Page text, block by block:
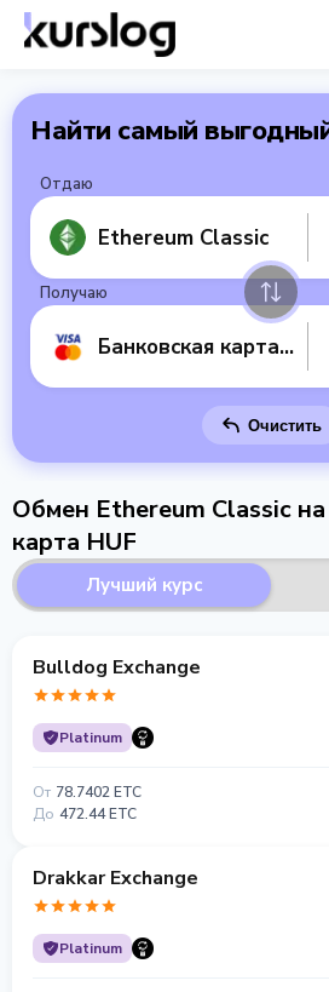
Найти самый
Отдаю
Ethereum Classic
Получаю
Банковская карта HUF
Очистить
Обмен Ethereum Classic
карта HUF
Лучший курс
Bulldog Exchange
Platinum
От 78.7402 ETC
До 472.44 ETC
Drakkar Exchange
Platinum